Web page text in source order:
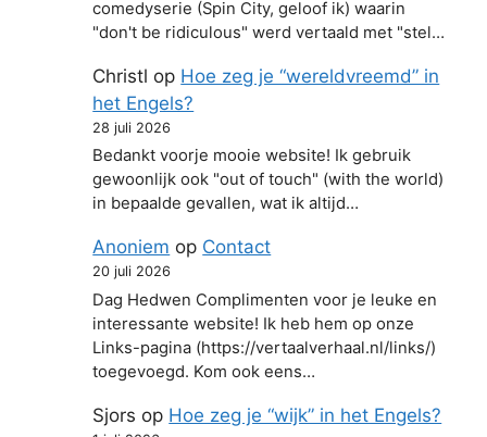
comedyserie (Spin City, geloof ik) waarin
"don't be ridiculous" werd vertaald met "stel…
Christl op Hoe zeg je “wereldvreemd” in
het Engels?
28 juli 2026
Bedankt voorje mooie website! Ik gebruik
gewoonlijk ook "out of touch" (with the world)
in bepaalde gevallen, wat ik altijd…
Anoniem op Contact
20 juli 2026
Dag Hedwen Complimenten voor je leuke en
interessante website! Ik heb hem op onze
Links-pagina (https://vertaalverhaal.nl/links/)
toegevoegd. Kom ook eens…
Sjors op Hoe zeg je “wijk” in het Engels?